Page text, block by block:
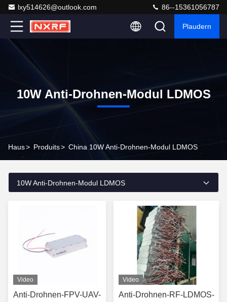
lxy514626@outlook.com 86--15361056787
Plaudern
10W Anti-Drohnen-Modul LDMOS
Haus> Produits> China 10W Anti-Drohnen-Modul LDMOS
10W Anti-Drohnen-Modul LDMOS
Video
Anti-Drohnen-FPV-UAV-
Video
Anti-Drohnen-RF-LDMOS-